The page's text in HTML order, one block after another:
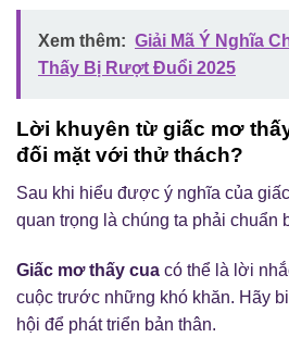
Xem thêm: Giải Mã Ý Nghĩa
Thấy Bị Rượt Đuổi 2025
Lời khuyên từ giấc mơ
đối mặt với thử thách?
Sau khi hiểu được ý nghĩa của
quan trọng là chúng ta phải chuẩn
Giấc mơ thấy cua có thể là lời
cuộc trước những khó khăn. Hãy
hội để phát triển bản thân.